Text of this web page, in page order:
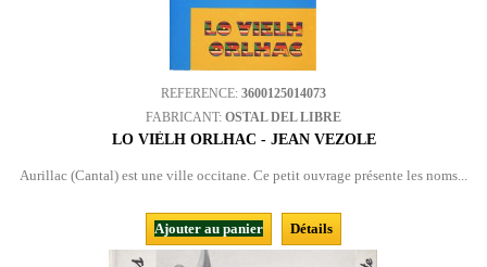
REFERENCE: 3600125014073
FABRICANT: OSTAL DEL LIBRE
LO VIÈLH ORLHAC - JEAN VEZOLE
Aurillac (Cantal) est une ville occitane. Ce petit ouvrage présente les noms...
Ajouter au panier Détails